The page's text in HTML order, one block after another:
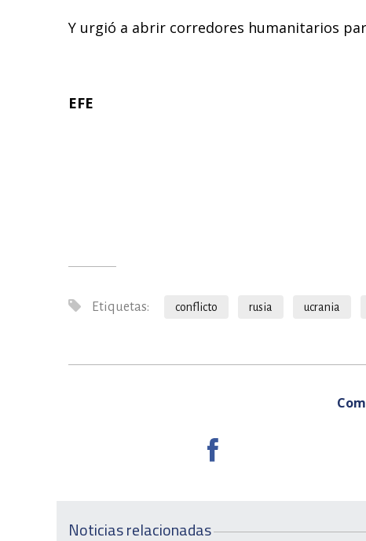
Y urgió a abrir corredores humanitarios
EFE
Etiquetas: conflicto rusia ucrania
Noticias relacionadas